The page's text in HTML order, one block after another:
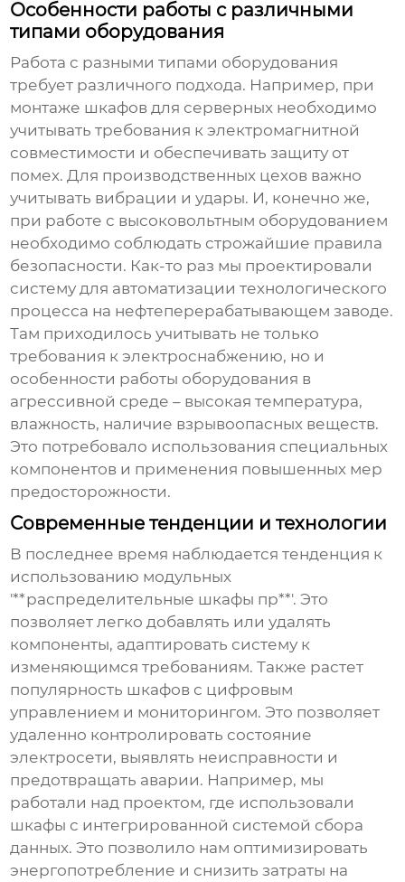
Особенности работы с различными
типами оборудования
Работа с разными типами оборудования
требует различного подхода. Например, при
монтаже шкафов для серверных необходимо
учитывать требования к электромагнитной
совместимости и обеспечивать защиту от
помех. Для производственных цехов важно
учитывать вибрации и удары. И, конечно же,
при работе с высоковольтным оборудованием
необходимо соблюдать строжайшие правила
безопасности. Как-то раз мы проектировали
систему для автоматизации технологического
процесса на нефтеперерабатывающем заводе.
Там приходилось учитывать не только
требования к электроснабжению, но и
особенности работы оборудования в
агрессивной среде – высокая температура,
влажность, наличие взрывоопасных веществ.
Это потребовало использования специальных
компонентов и применения повышенных мер
предосторожности.
Современные тенденции и технологии
В последнее время наблюдается тенденция к
использованию модульных
'**распределительные шкафы пр**'. Это
позволяет легко добавлять или удалять
компоненты, адаптировать систему к
изменяющимся требованиям. Также растет
популярность шкафов с цифровым
управлением и мониторингом. Это позволяет
удаленно контролировать состояние
электросети, выявлять неисправности и
предотвращать аварии. Например, мы
работали над проектом, где использовали
шкафы с интегрированной системой сбора
данных. Это позволило нам оптимизировать
энергопотребление и снизить затраты на